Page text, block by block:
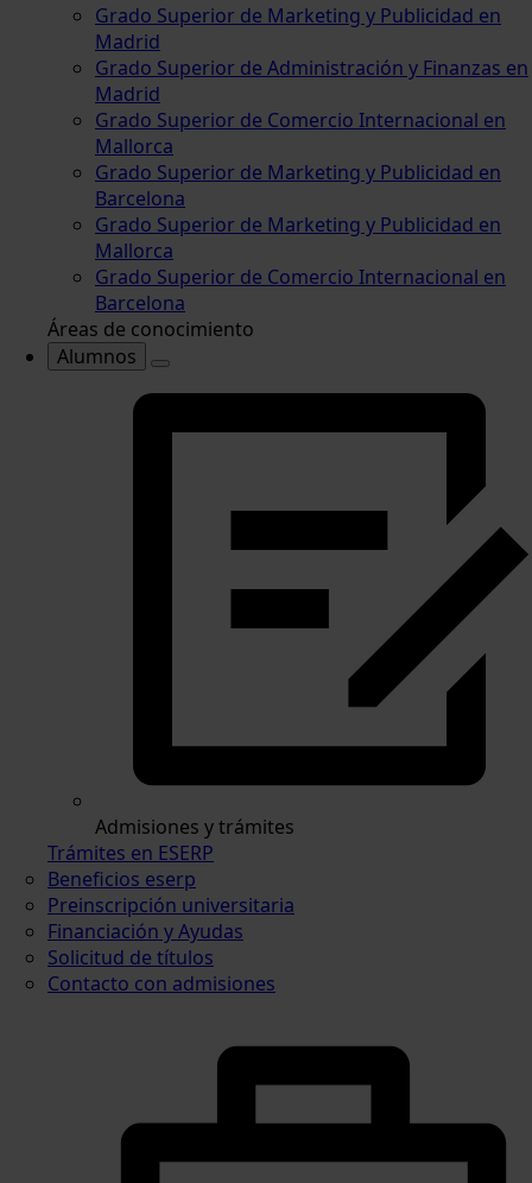
Grado Superior de Marketing y Publicidad en
Madrid
Grado Superior de Administración y Finanzas en
Madrid
Grado Superior de Comercio Internacional en
Mallorca
Grado Superior de Marketing y Publicidad en
Barcelona
Grado Superior de Marketing y Publicidad en
Mallorca
Grado Superior de Comercio Internacional en
Barcelona
Áreas de conocimiento
Alumnos
Admisiones y trámites
Trámites en ESERP
Beneficios eserp
Preinscripción universitaria
Financiación y Ayudas
Solicitud de títulos
Contacto con admisiones